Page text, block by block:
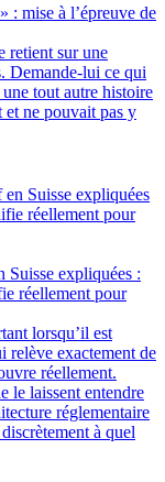
: mise à l’épreuve de
retient sur une
Demande-lui ce qui
tout autre histoire
et ne pouvait pas y
Suisse expliquées :
réellement pour
lorsqu’il est
exactement de
réellement.
le laissent entendre
réglementaire
à quel